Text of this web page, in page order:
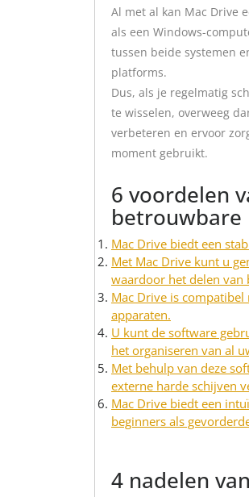
Al met al kan Mac Drive
als een Windows-
tussen beide systemen
platforms.
Dus, als je regelmatig
te wisselen, overweeg
verbeteren en ervoor
moment gebruikt.
6 voordelen
betrouwbare
Mac Drive biedt een
Met Mac Drive kunt u
waardoor het delen van
Mac Drive is
apparaten.
U kunt de software
het organiseren van al
Met behulp van deze
externe harde schijven
Mac Drive biedt een
beginners als
4 nadelen